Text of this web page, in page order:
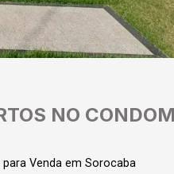
NO
Venda em Sorocaba